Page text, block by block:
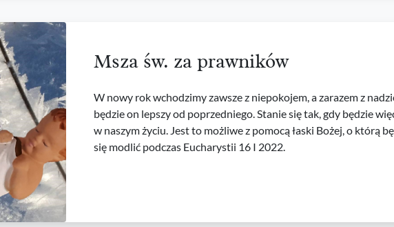
Msza św. za prawników
W nowy rok wchodzimy zawsze z niepokojem, a zarazem z
będzie on lepszy od poprzedniego. Stanie się tak, gdy będzie
w naszym życiu. Jest to możliwe z pomocą łaski Bożej, o którą
się modlić podczas Eucharystii 16 I 2022.